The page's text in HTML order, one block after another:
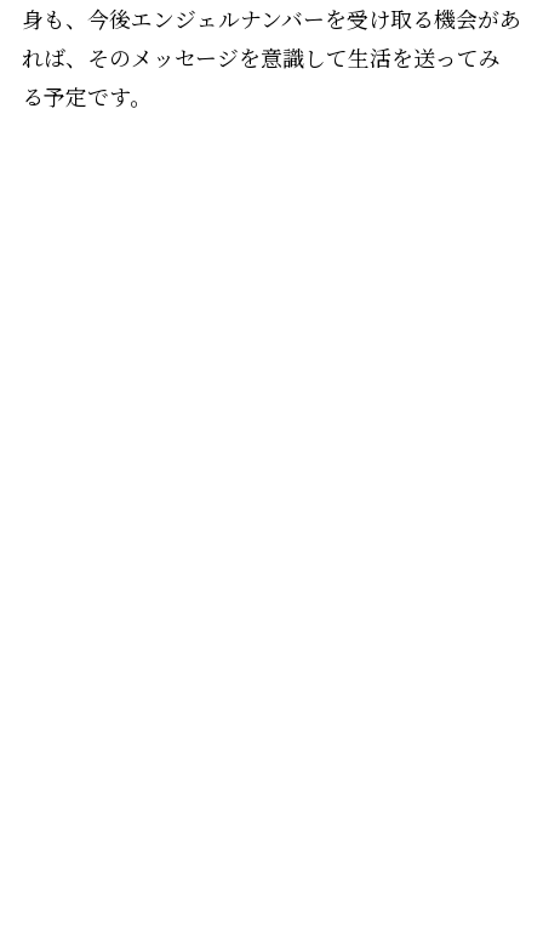
身も、今後エンジェルナンバーを受け取る機会があ
れば、そのメッセージを意識して生活を送ってみ
る予定です。